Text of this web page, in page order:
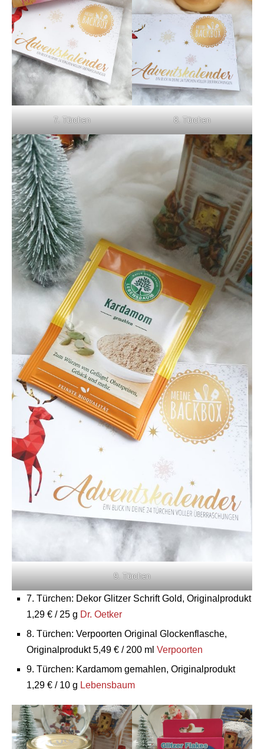
7. Türchen 8. Türchen
9. Türchen
7. Türchen: Dekor Glitzer Schrift Gold, Originalprodukt
1,29 € / 25 g Dr. Oetker
8. Türchen: Verpoorten Original Glockenflasche,
Originalprodukt 5,49 € / 200 ml Verpoorten
9. Türchen: Kardamom gemahlen, Originalprodukt
1,29 € / 10 g Lebensbaum